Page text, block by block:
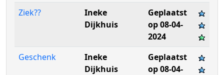
Ziek??
Ineke
Dijkhuis
Geplaatst
op 08-04-
2024
Geschenk
Ineke
Dijkhuis
Geplaatst
op 08-04-